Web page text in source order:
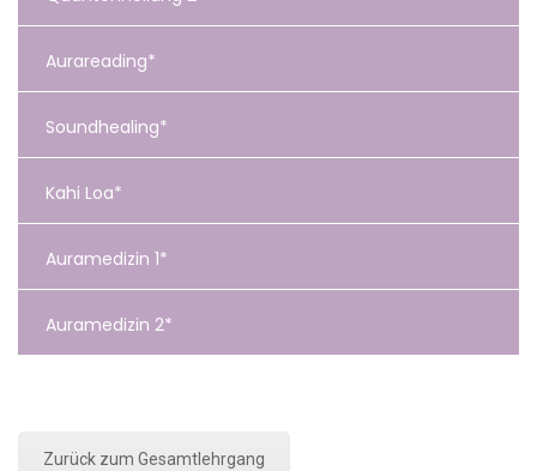
Aurareading*
Soundhealing*
Kahi Loa*
Auramedizin 1*
Auramedizin 2*
Zurück zum Gesamtlehrgang